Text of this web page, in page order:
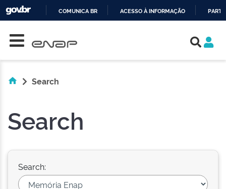
COMUNICA BR ACESSO À INFORMAÇÃO
Search
Search
Search: